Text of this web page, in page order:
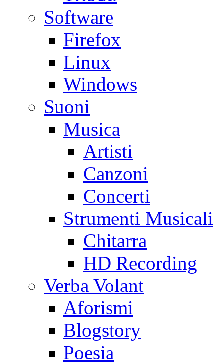
Software
Firefox
Linux
Windows
Suoni
Musica
Artisti
Canzoni
Concerti
Strumenti Musicali
Chitarra
HD Recording
Verba Volant
Aforismi
Blogstory
Poesia